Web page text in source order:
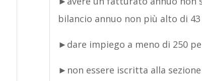
bilancio annuo non più alto di
►dare impiego a meno di 250
►non essere iscritta alla